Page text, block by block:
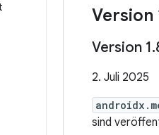
Version
Version 1.
2. Juli 2025
sind